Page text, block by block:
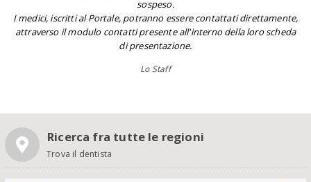
sospeso.
I medici, iscritti al Portale, potranno essere contattati direttamente,
attraverso il modulo contatti presente all'interno della loro scheda
di presentazione.
Lo Staff
Ricerca fra tutte le regioni
Trova il dentista